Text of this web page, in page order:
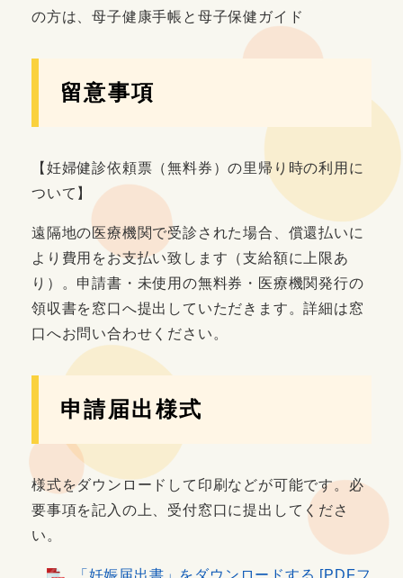
の方は、母子健康手帳と母子保健ガイド
留意事項
【妊婦健診依頼票（無料券）の里帰り時の利用に
ついて】
遠隔地の医療機関で受診された場合、償還払いに
より費用をお支払い致します（支給額に上限あ
り）。申請書・未使用の無料券・医療機関発行の
領収書を窓口へ提出していただきます。詳細は窓
口へお問い合わせください。
申請届出様式
様式をダウンロードして印刷などが可能です。必
要事項を記入の上、受付窓口に提出してくださ
い。
「妊娠届出書」をダウンロードする [PDFフ